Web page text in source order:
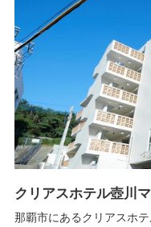
クリアスホテル壺川
那覇市にあるクリアスホ